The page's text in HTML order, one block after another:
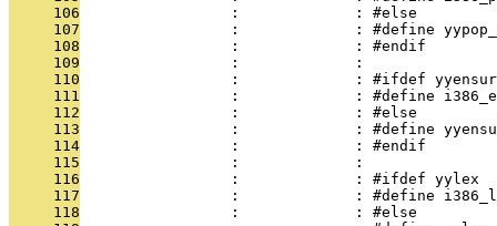
     106
                 :             : #else
     107
:             : #define
     108
                 :             : #endif
     109
                 :             :
     110
:             : #ifdef
     111
:             : #define
     112
                 :             : #else
     113
:             : #define
     114
                 :             : #endif
     115
                 :             :
     116
                 :             : #ifdef yylex
     117
:             : #define
     118
                 :             : #else